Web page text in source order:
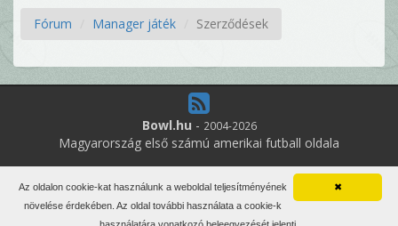
Fórum Manager játék Szerződések
Bowl.hu - 2004-2026
Magyarország első számú amerikai futball oldala
9
online felhasználó
Minden jog fenntartva. Írott anyagok újraközlése csak a szerző
engedélyével.
✖
Az oldalon cookie-kat használunk a weboldal teljesítményének
növelése érdekében. Az oldal további használata a cookie-k